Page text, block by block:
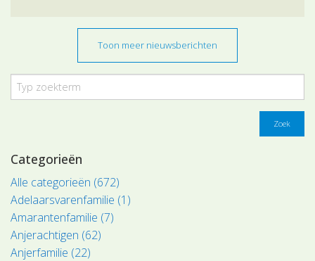
Toon meer nieuwsberichten
Zoek
Categorieën
Alle categorieën (672)
Adelaarsvarenfamilie (1)
Amarantenfamilie (7)
Anjerachtigen (62)
Anjerfamilie (22)